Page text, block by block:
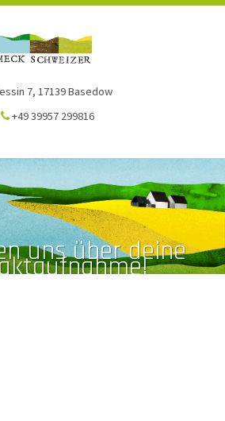
7, 17139 Basedow
+49 39957 299816
uns über deine